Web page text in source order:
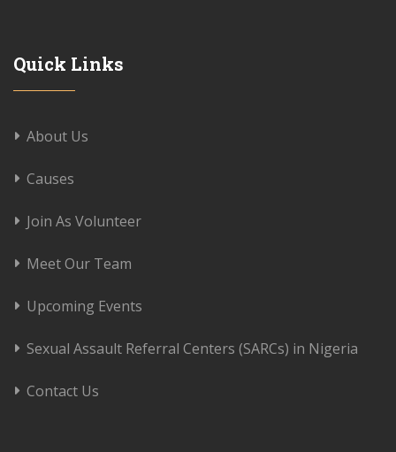
Quick Links
About Us
Causes
Join As Volunteer
Meet Our Team
Upcoming Events
Sexual Assault Referral Centers (SARCs) in Nigeria
Contact Us